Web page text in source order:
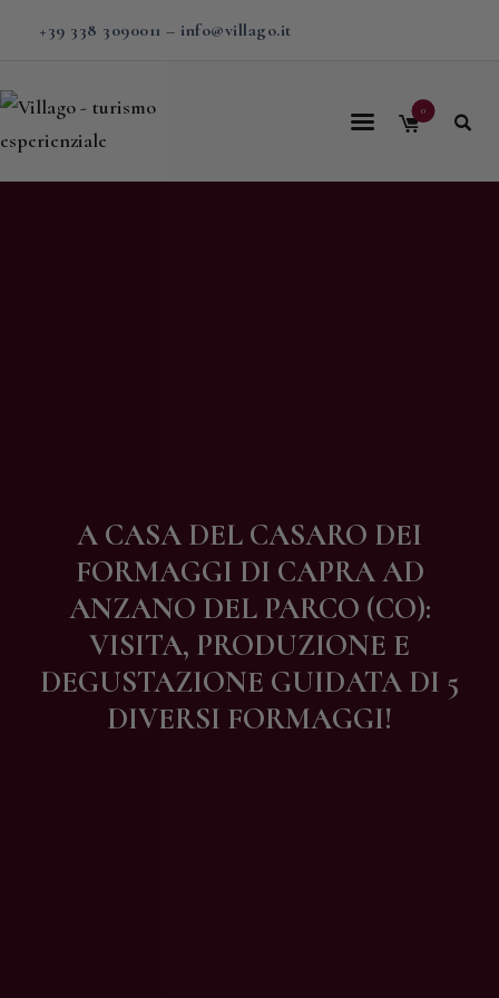
+39 338 3090011 – info@villago.it
0
A CASA DEL CASARO DEI
FORMAGGI DI CAPRA AD
ANZANO DEL PARCO (CO):
VISITA, PRODUZIONE E
DEGUSTAZIONE GUIDATA DI 5
DIVERSI FORMAGGI!
Home
Contatti